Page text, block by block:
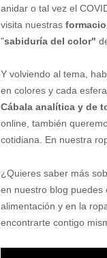
anidar o tal vez el
visita nuestras
"sabiduría del color"
Y volviendo al tema,
en colores y cada
Cábala analítica y de
online, también
cotidiana. En nuestra
¿Quieres saber más
en nuestro blog puedes
alimentación y en la
encontrarte contigo